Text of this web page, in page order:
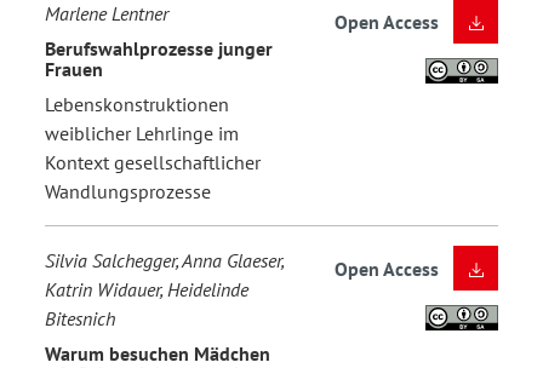
Marlene Lentner
Berufswahlprozesse junger
Frauen
Lebenskonstruktionen
weiblicher Lehrlinge im
Kontext gesellschaftlicher
Wandlungsprozesse
Open Access
Silvia Salchegger, Anna Glaeser,
Katrin Widauer, Heidelinde
Bitesnich
Warum besuchen Mädchen
Open Access